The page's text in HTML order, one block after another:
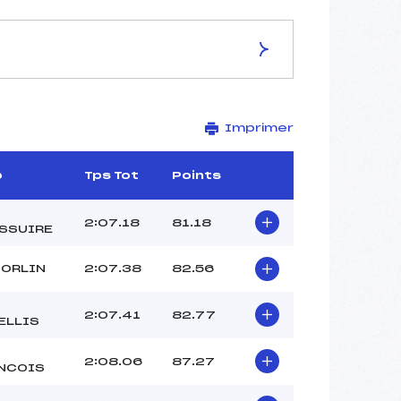
ROCHE NOIRE
2100
2200/12/05
12H30
VALENZANO MIKAEL (SA)
Imprimer
Tps Tot Points
2:07.18 81.18
2:07.38 82.56
2:07.41 82.77
2:08.06 87.27